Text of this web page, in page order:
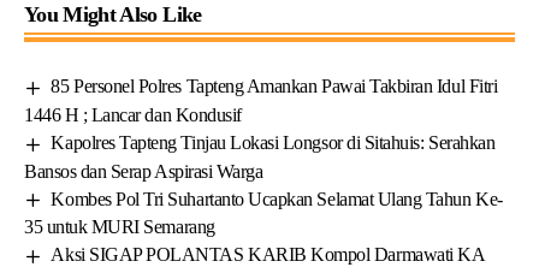
You Might Also Like
85 Personel Polres Tapteng Amankan Pawai Takbiran Idul Fitri
1446 H ; Lancar dan Kondusif
Kapolres Tapteng Tinjau Lokasi Longsor di Sitahuis: Serahkan
Bansos dan Serap Aspirasi Warga
Kombes Pol Tri Suhartanto Ucapkan Selamat Ulang Tahun Ke-
35 untuk MURI Semarang
Aksi SIGAP POLANTAS KARIB Kompol Darmawati KA